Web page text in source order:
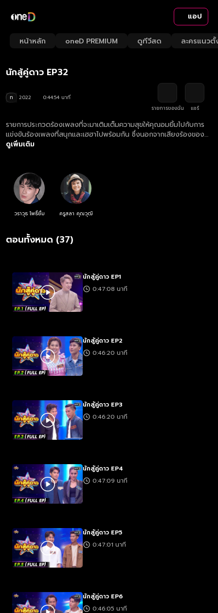
แอป
หน้าหลัก oneD PREMIUM ดูทีวีสด ละครแนวตั้
Loaded:
1.55%
Rate
นักสู้คู่ดาว EP32
ท 2022
0:44:54 นาที
รายการของฉัน
แชร์
รายการประกวดร้องเพลงที่จะมาเติมเต็มความสุขให้คุณอมยิ้มไปกับการ
แข่งขันร้องเพลงที่สนุกและเฮฮาไปพร้อมกัน ซึ่งนอกจากเสียงร้องของ
ตัวเองที่จะทำให้ชนะแล้ว อีกหนึ่งตัวช่วยสำคัญก็คือ “นักร้องลูกทุ่งหน้า
รับเงินรางวัลปุ๊บ!
ดูเพิ่มเติม
วราวุธ โพธิ์ยิ้ม ครูสลา คุณวุฒิ
ตอนทั้งหมด (37)
นักสู้คู่ดาว EP1
0:47:08 นาที
นักสู้คู่ดาว EP2
0:46:20 นาที
นักสู้คู่ดาว EP3
0:46:20 นาที
นักสู้คู่ดาว EP4
0:47:09 นาที
นักสู้คู่ดาว EP5
0:47:01 นาที
นักสู้คู่ดาว EP6
0:46:05 นาที